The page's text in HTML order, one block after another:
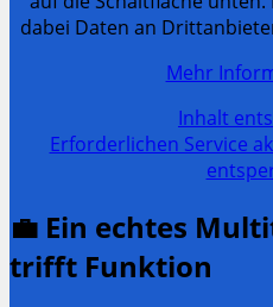
dabei Daten an
Mehr
Inhalt
Erforderlichen Service
💼 Ein echtes
trifft Funktion